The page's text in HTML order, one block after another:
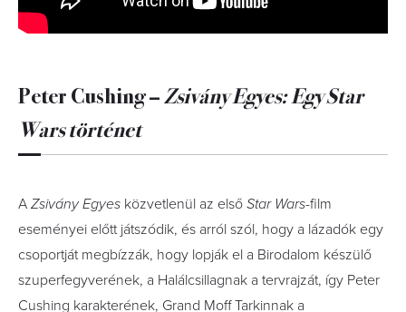
Peter Cushing –Zsivány Egyes: Egy Star
Wars történet
A Zsivány Egyes közvetlenül az első Star Wars-film
eseményei előtt játszódik, és arról szól, hogy a lázadók egy
csoportját megbízzák, hogy lopják el a Birodalom készülő
szuperfegyverének, a Halálcsillagnak a tervrajzát, így Peter
Cushing karakterének, Grand Moff Tarkinnak a